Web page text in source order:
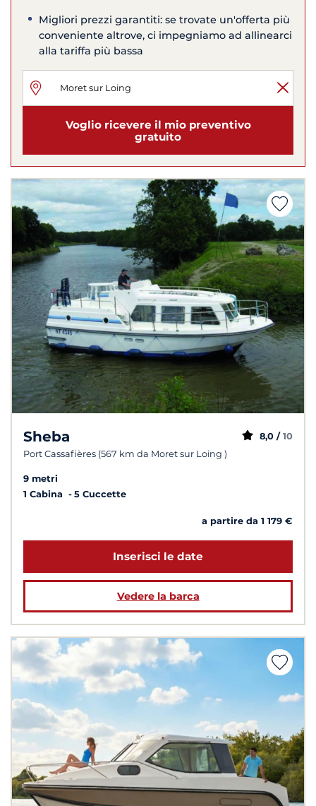
Migliori prezzi garantiti: se trovate un'offerta più
conveniente altrove, ci impegniamo ad allinearci
alla tariffa più bassa
Voglio ricevere il mio preventivo
gratuito
Sheba
Port Cassafières (567 km da Moret sur Loing )
8,0 / 10
9 metri
1 Cabina
5 Cuccette
a partire da 1 179 €
Inserisci le date
Vedere la barca